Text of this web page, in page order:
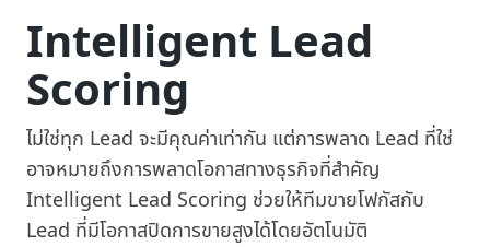
Intelligent Lead
Scoring
ไม่ใช่ทุก Lead จะมีคุณค่าเท่ากัน แต่การพลาด Lead ที่ใช่
อาจหมายถึงการพลาดโอกาสทางธุรกิจที่สำคัญ
Intelligent Lead Scoring ช่วยให้ทีมขายโฟกัสกับ
Lead ที่มีโอกาสปิดการขายสูงได้โดยอัตโนมัติ